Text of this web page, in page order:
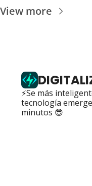
View more
⚡Se más
tecnología
minutos 😎